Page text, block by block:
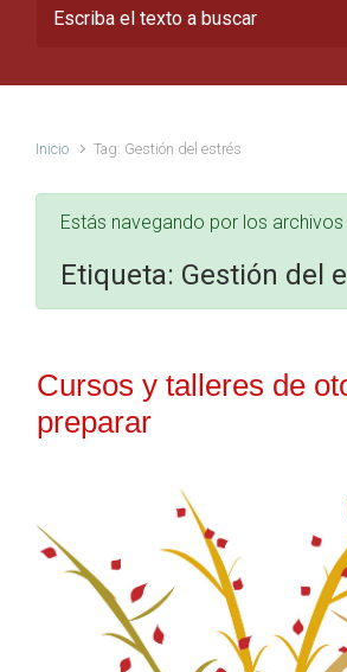
Inicio Tag: Gestión del estrés
Estás navegando por los archivos
Etiqueta: Gestión del
Cursos y talleres de
preparar